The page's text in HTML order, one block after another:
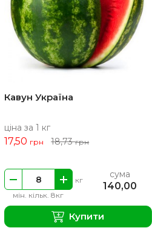
Кавун Україна
ціна за 1 кг
17,50 грн 18,73грн
мін. кільк. 8кг
кг сума
140,00
Купити